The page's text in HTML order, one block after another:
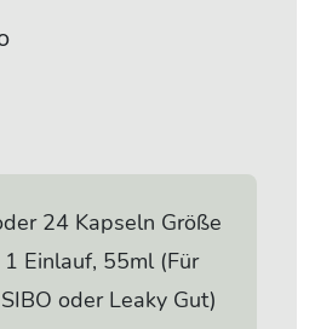
24 Kapseln Größe
Einlauf, 55ml (Für
oder Leaky Gut)